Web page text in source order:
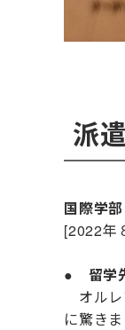
派
国際学
[2022年
● 留学
オルレ
に驚き